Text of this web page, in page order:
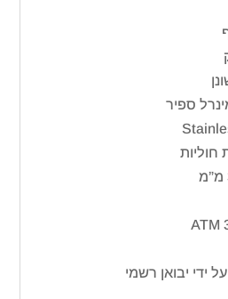
ספיר
חוליות